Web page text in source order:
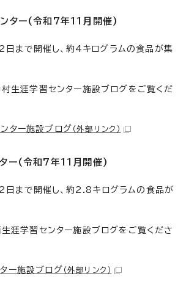
ター(令和7年11月開催)
まで開催し、約4キログラムの食品が集
生涯学習センター施設ブログをご覧くだ
ター施設ブログ （外部リンク）
ー(令和7年11月開催)
まで開催し、約2.8キログラムの食品が
涯学習センター施設ブログをご覧くださ
ー施設ブログ （外部リンク）